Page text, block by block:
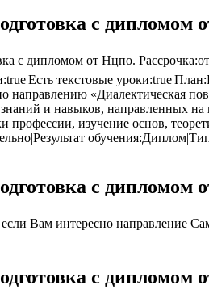
с
с дипломом от Нцпо.
текстовые
«Диалектическая
и навыков, направленных
изучение основ,
с
Вам интересно направление
с